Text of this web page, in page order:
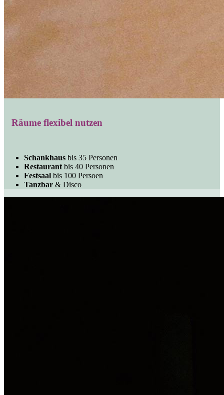
Räume flexibel nutzen
Schankhaus bis 35 Personen
Restaurant bis 40 Personen
Festsaal bis 100 Persoen
Tanzbar & Disco